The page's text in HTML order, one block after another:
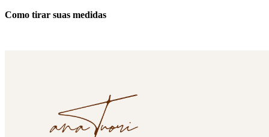
Como tirar suas medidas